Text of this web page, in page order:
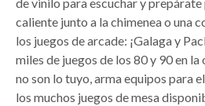
caliente junto a la chimenea o una
los juegos de arcade: ¡Galaga y
miles de juegos de los 80 y 90 en
no son lo tuyo, arma equipos para
los muchos juegos de mesa